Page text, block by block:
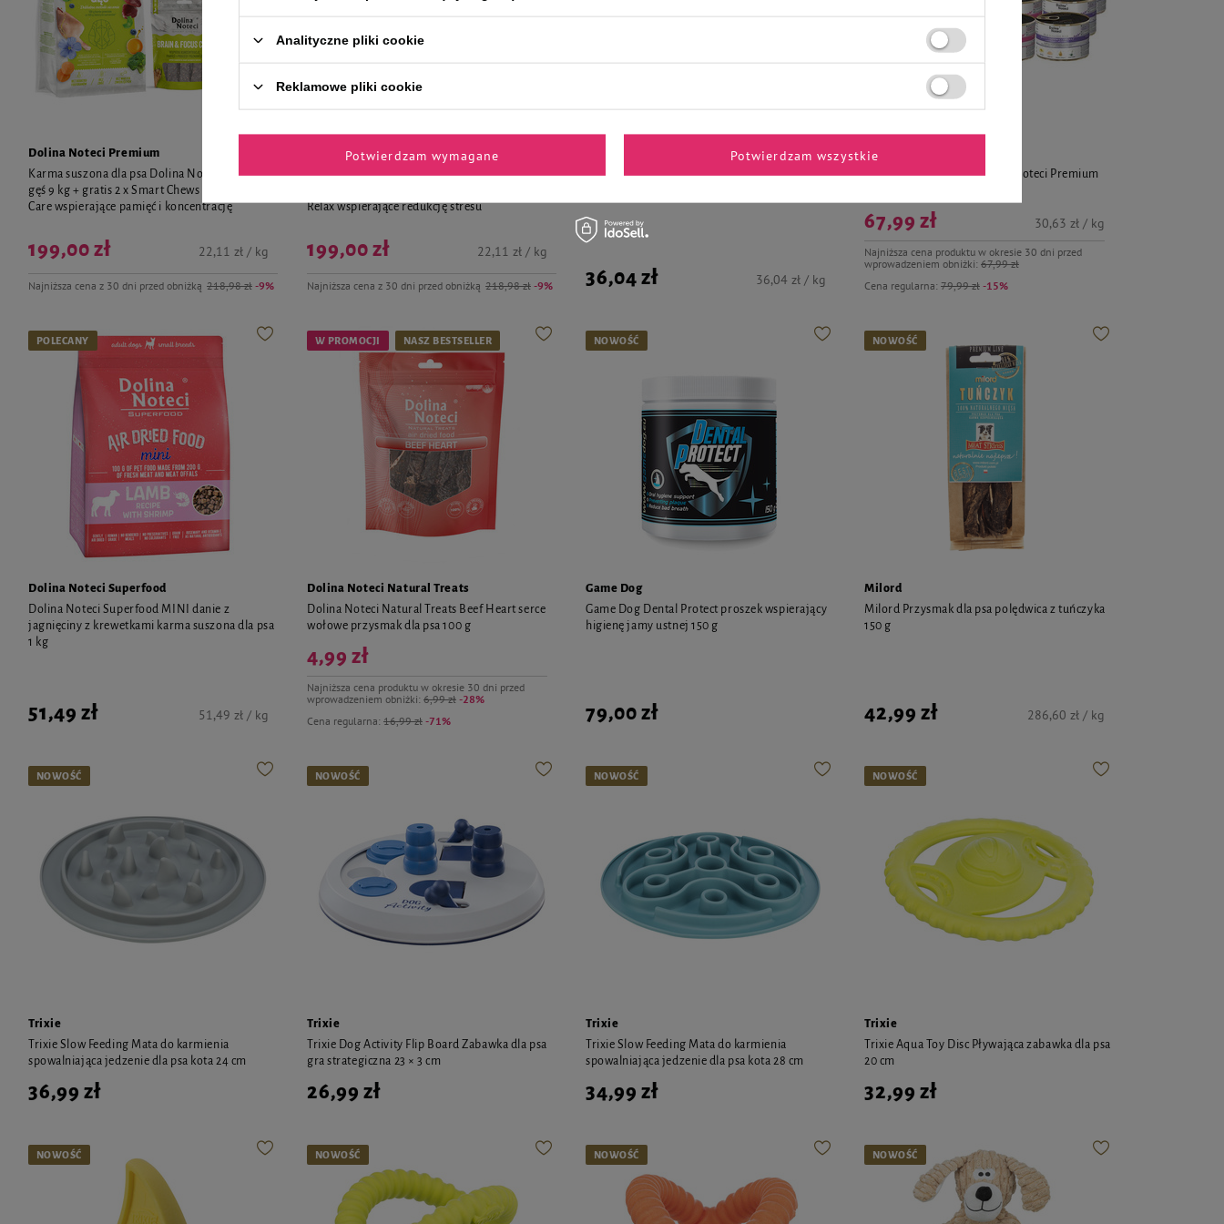
Dolina Noteci Premium
Karma suszona dla psa Dolina Noteci Premium
gęś 9 kg + gratis 2 x Smart Chews Brain & Focus
Care wspierające pamięć i koncentrację
Najniższa cena z 30 dni przed obniżką 218,98 zł -9%
199,00 zł 22,11 zł / kg
Dolina Noteci Premium
Karma suszona dla psa Dolina Noteci Premium
Relax wspierające redukcję stresu
Najniższa cena z 30 dni przed obniżką 218,98 zł -9%
199,00 zł 22,11 zł / kg
Dolina Noteci Superfood danie z kaczki karma
36,04 zł 36,04 zł / kg
Dolina Noteci Premium
Mokra karma dla psa Dolina Noteci Premium
Cena regularna: 79,99 zł -15%
67,99 zł
Najniższa cena produktu w okresie 30 dni przed
wprowadzeniem obniżki: 67,99 zł
30,63 zł / kg
POLECANY
Dolina Noteci Superfood
Dolina Noteci Superfood MINI danie z
jagnięciny z krewetkami karma suszona dla psa
1 kg
51,49 zł 51,49 zł / kg
W PROMOCJI NASZ BESTSELLER
Dolina Noteci Natural Treats
Dolina Noteci Natural Treats Beef Heart serce
wołowe przysmak dla psa 100 g
Cena regularna: 16,99 zł -71%
4,99 zł
Najniższa cena produktu w okresie 30 dni przed
wprowadzeniem obniżki: 6,99 zł -28%
NOWOŚĆ
Game Dog
Game Dog Dental Protect proszek wspierający
higienę jamy ustnej 150 g
79,00 zł
NOWOŚĆ
Milord
Milord Przysmak dla psa polędwica z tuńczyka
150 g
42,99 zł 286,60 zł / kg
NOWOŚĆ
Trixie
Trixie Slow Feeding Mata do karmienia
spowalniająca jedzenie dla psa kota 24 cm
36,99 zł
NOWOŚĆ
Trixie
Trixie Dog Activity Flip Board Zabawka dla psa
gra strategiczna 23 × 3 cm
26,99 zł
NOWOŚĆ
Trixie
Trixie Slow Feeding Mata do karmienia
spowalniająca jedzenie dla psa kota 28 cm
34,99 zł
NOWOŚĆ
Trixie
Trixie Aqua Toy Disc Pływająca zabawka dla psa
20 cm
32,99 zł
NOWOŚĆ NOWOŚĆ NOWOŚĆ NOWOŚĆ
Analityczne pliki cookie
Reklamowe pliki cookie
Potwierdzam wymagane Potwierdzam wszystkie